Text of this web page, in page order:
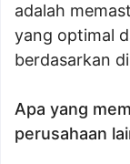
adalah
yang optimal
berdasarkan
Apa yang
perusahaan